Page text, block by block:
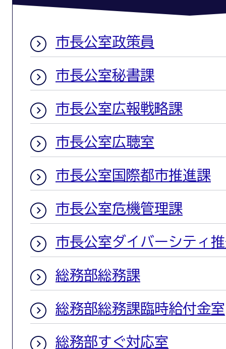
市長公室政策員
市長公室秘書課
市長公室広報戦略課
市長公室広聴室
市長公室国際都市推進課
市長公室危機管理課
市長公室ダイバーシティ
総務部総務課
総務部総務課臨時給付金室
総務部すぐ対応室